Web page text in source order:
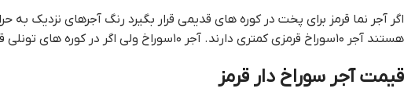
اگر آجر نما قرمز برای پخت در کوره های قدیمی قرار بگیرد رنگ آجرهای نزدیک به
هستند آجر ۱۰سوراخ قرمزی کمتری دارند. آجر ۱۰سوراخ ولی اگر در کوره های تونلی قرار بگیرد رنگ آجرها یکنواخت تر است
قیمت آجر سوراخ دار قرمز